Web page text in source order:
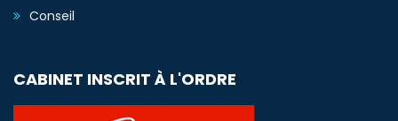
Conseil
CABINET INSCRIT À L'ORDRE